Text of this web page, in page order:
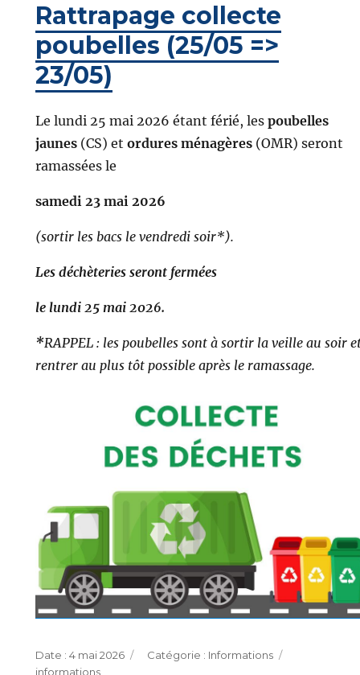
Rattrapage collecte
poubelles (25/05 =>
23/05)
Le lundi 25 mai 2026 étant férié, les poubelles
jaunes(CS) et ordures ménagères(OMR) seront
ramassées le
samedi 23 mai 2026
(sortir les bacs le vendredi soir*).
Les déchèteries seront fermées
le lundi 25 mai 2026.
*RAPPEL : les poubelles sont à sortir la veille au soir
rentrer au plus tôt possible après le ramassage.
Publié
le
4 mai 2026 Catégories
Informations
informations